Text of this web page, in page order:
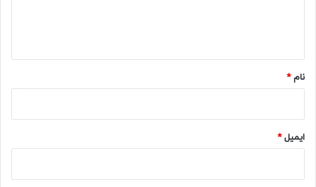
نام*
ایمیل*